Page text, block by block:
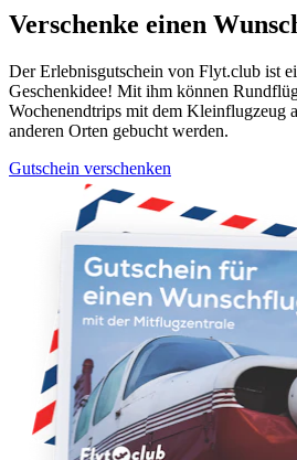
Verschenke einen
Der Erlebnisgutschein von Flyt.club ist
Geschenkidee! Mit ihm können
Wochenendtrips mit dem Kleinflugzeug
anderen Orten gebucht werden.
Gutschein verschenken